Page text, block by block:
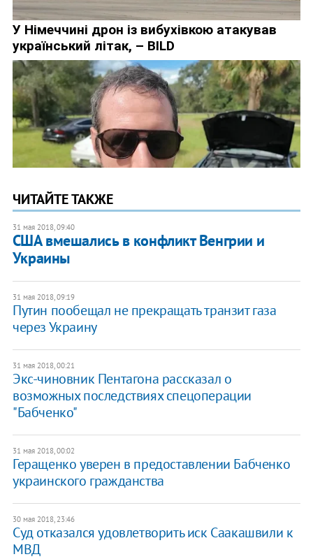
ЧИТАЙТЕ ТАКЖЕ
31 мая 2018, 09:40
США вмешались в конфликт Венгрии и
Украины
31 мая 2018, 09:19
Путин пообещал не прекращать транзит газа
через Украину
31 мая 2018, 00:21
Экс-чиновник Пентагона рассказал о
возможных последствиях спецоперации
"Бабченко"
31 мая 2018, 00:02
Геращенко уверен в предоставлении Бабченко
украинского гражданства
30 мая 2018, 23:46
Суд отказался удовлетворить иск Саакашвили к
МВД